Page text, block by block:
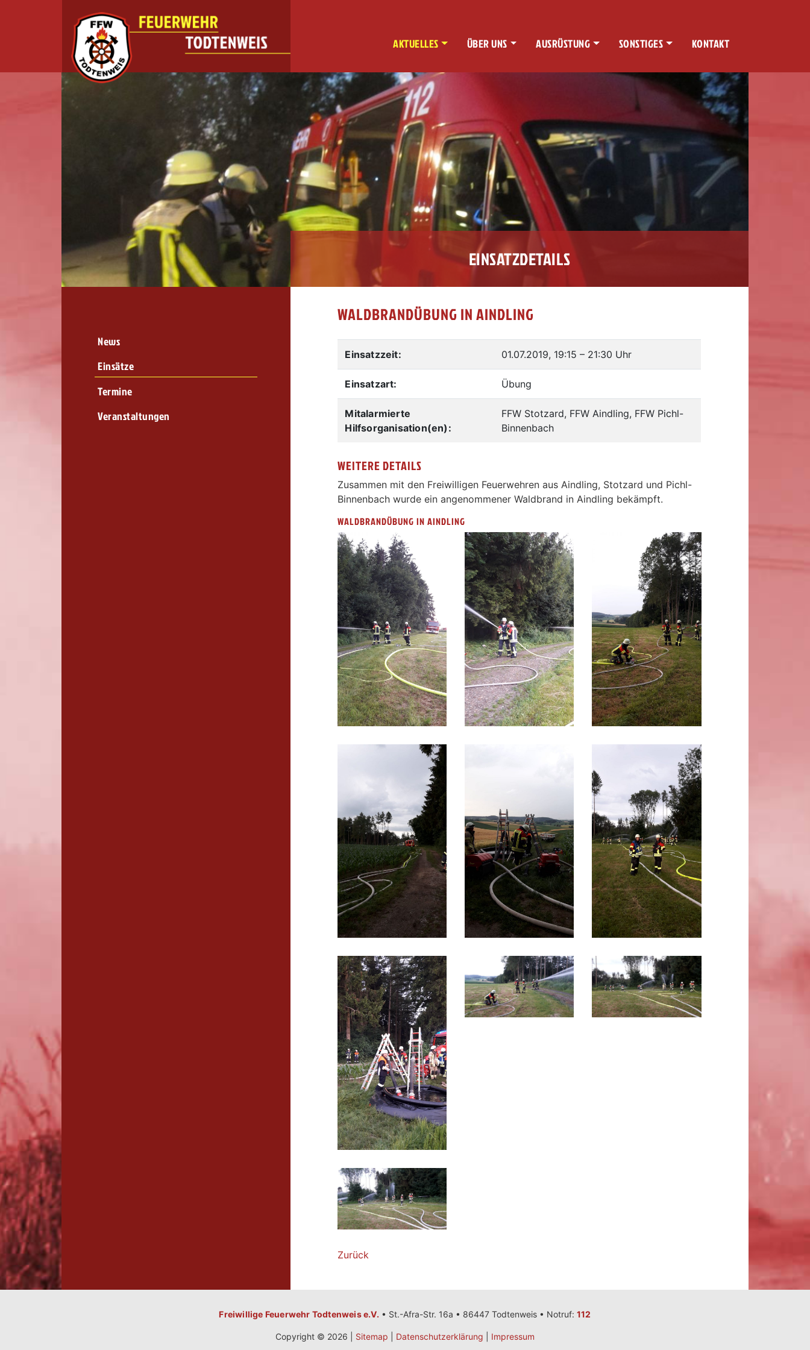
AKTUELLES ÜBER UNS AUSRÜSTUNG SONSTIGES KONTAKT
EINSATZDETAILS
WALDBRANDÜBUNG IN AINDLING
Einsatzzeit: 01.07.2019, 19:15 – 21:30 Uhr
Einsatzart: Übung
Mitalarmierte
Hilfsorganisation(en):
FFW Stotzard, FFW Aindling, FFW Pichl-
Binnenbach
WEITERE DETAILS
Zusammen mit den Freiwilligen Feuerwehren aus Aindling, Stotzard und Pichl-
Binnenbach wurde ein angenommener Waldbrand in Aindling bekämpft.
WALDBRANDÜBUNG IN AINDLING
Zurück
News
Einsätze
Termine
Veranstaltungen
Freiwillige Feuerwehr Todtenweis e.V. • St.-Afra-Str. 16a • 86447 Todtenweis • Notruf: 112
Copyright © 2026 | Sitemap Datenschutzerklärung Impressum